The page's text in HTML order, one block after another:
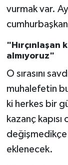
vurmak var.
almıyoruz"
O sırasını
muhalefetin
ki herkes bir
kazanç
değişmedikçe
eklenecek.